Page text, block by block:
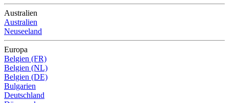
Australien
Australien
Neuseeland
Europa
Belgien (FR)
Belgien (NL)
Belgien (DE)
Bulgarien
Deutschland